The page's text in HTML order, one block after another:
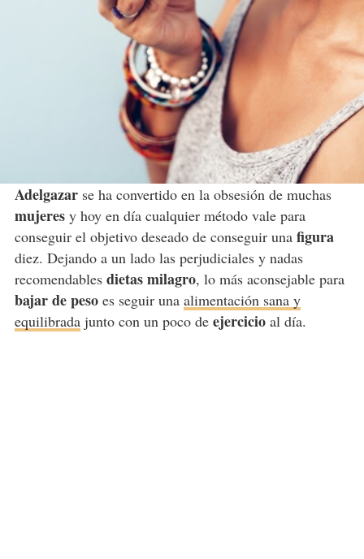
Adelgazarse ha convertido en la obsesión de muchas
mujeresy hoy en día cualquier método vale para
conseguir el objetivo deseado de conseguir unafigura
diez. Dejando a un lado las perjudiciales y nadas
recomendables dietas milagro, lo más aconsejable para
bajar de pesoes seguir una alimentación sana y
equilibradajunto con un poco deejercicioal día.